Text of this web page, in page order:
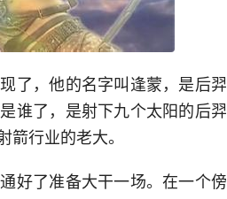
了，他的名字叫逢蒙，是后
谁了，是射下九个太阳的后羿
行业的老大。
好了准备大干一场。在一个